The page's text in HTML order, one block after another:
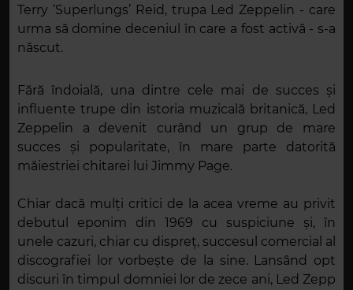
Terry ‘Superlungs’ Reid, trupa Led Zeppelin - care
urma să domine deceniul în care a fost activă - s-a
născut.
Fără îndoială, una dintre cele mai de succes și
influente trupe din istoria muzicală britanică, Led
Zeppelin a devenit curând un grup de mare
succes și popularitate, în mare parte datorită
măiestriei chitarei lui Jimmy Page.
Chiar dacă mulți critici de la acea vreme au privit
debutul eponim din 1969 cu suspiciune și, în
unele cazuri, chiar cu dispreț, succesul comercial al
discografiei lor vorbește de la sine. Lansând opt
discuri în timpul domniei lor de zece ani, Led Zepp